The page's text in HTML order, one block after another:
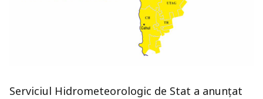
Serviciul Hidrometeorologic de Stat a anunțat